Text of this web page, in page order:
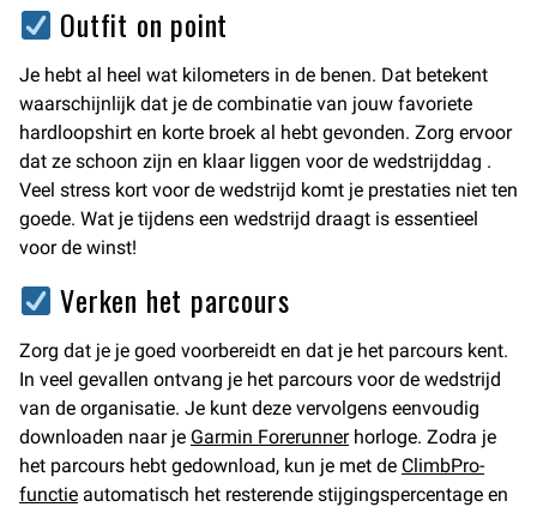
Outfit on point
Je hebt al heel wat kilometers in de benen. Dat betekent
waarschijnlijk dat je de combinatie van jouw favoriete
hardloopshirt en korte broek al hebt gevonden. Zorg ervoor
dat ze schoon zijn en klaar liggen voor de wedstrijddag .
Veel stress kort voor de wedstrijd komt je prestaties niet ten
goede. Wat je tijdens een wedstrijd draagt is essentieel
voor de winst!
Verken het parcours
Zorg dat je je goed voorbereidt en dat je het parcours kent.
In veel gevallen ontvang je het parcours voor de wedstrijd
van de organisatie. Je kunt deze vervolgens eenvoudig
downloaden naar je Garmin Forerunnerhorloge. Zodra je
het parcours hebt gedownload, kun je met de ClimbPro-
functie automatisch het resterende stijgingspercentage en